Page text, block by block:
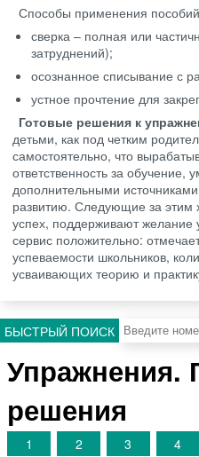
Способы применения
сверка – полная или
затруднений);
осознанное списывание с
устное прочтение для
Готовые решения к
детьми, как под четким
самостоятельно, что
ответственность за обучение,
дополнительными
развитию. Следующие за этим
успех, поддерживают желание
сервис положительно:
успеваемости школьников,
усваивающих теорию и
БЫСТРЫЙ ПОИСК
Упражнения.
решения
1 2 3 4